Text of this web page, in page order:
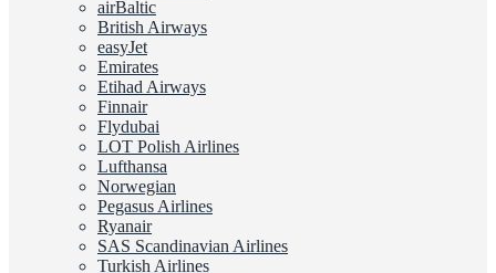
airBaltic
British Airways
easyJet
Emirates
Etihad Airways
Finnair
Flydubai
LOT Polish Airlines
Lufthansa
Norwegian
Pegasus Airlines
Ryanair
SAS Scandinavian Airlines
Turkish Airlines